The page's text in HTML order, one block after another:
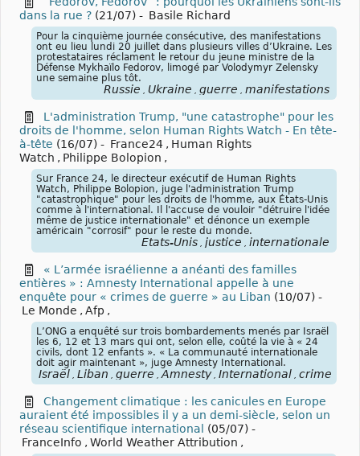
dans la rue ? (21/07) - Basile Richard
Pour la cinquième journée consécutive, des manifestations
ont eu lieu lundi 20 juillet dans plusieurs villes d’Ukraine. Les
protestataires réclament le retour du jeune ministre de la
Défense Mykhaïlo Fedorov, limogé par Volodymyr Zelensky
une semaine plus tôt.
Russie Ukraine guerre manifestations
L'administration Trump, "une catastrophe" pour les
droits de l'homme, selon Human Rights Watch - En tête-
à-tête (16/07) - France24 , Human Rights
Watch , Philippe Bolopion ,
Sur France 24, le directeur exécutif de Human Rights
Watch, Philippe Bolopion, juge l'administration Trump
"catastrophique" pour les droits de l'homme, aux États-Unis
comme à l'international. Il l'accuse de vouloir "détruire l'idée
même de justice internationale" et dénonce un exemple
américain "corrosif" pour le reste du monde.
États-Unis justice internationale
« L’armée israélienne a anéanti des familles
entières » : Amnesty International appelle à une
enquête pour « crimes de guerre » au Liban (10/07) -
Le Monde , Afp ,
L’ONG a enquêté sur trois bombardements menés par Israël
les 6, 12 et 13 mars qui ont, selon elle, coûté la vie à « 24
civils, dont 12 enfants ». « La communauté internationale
doit agir maintenant », juge Amnesty International.
Israël Liban guerre Amnesty International crimes
Changement climatique : les canicules en Europe
auraient été impossibles il y a un demi-siècle, selon un
réseau scientifique international (05/07) -
FranceInfo , World Weather Attribution ,